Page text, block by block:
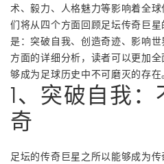
术、毅力、人格魅力等影响着全
们将从四个方面回顾足坛传奇巨
是：突破自我、创造奇迹、影响
方面的详细分析，读者可以更加
够成为足球历史中不可磨灭的存在
1、突破自我
奇
足坛的传奇巨星之所以能够成为